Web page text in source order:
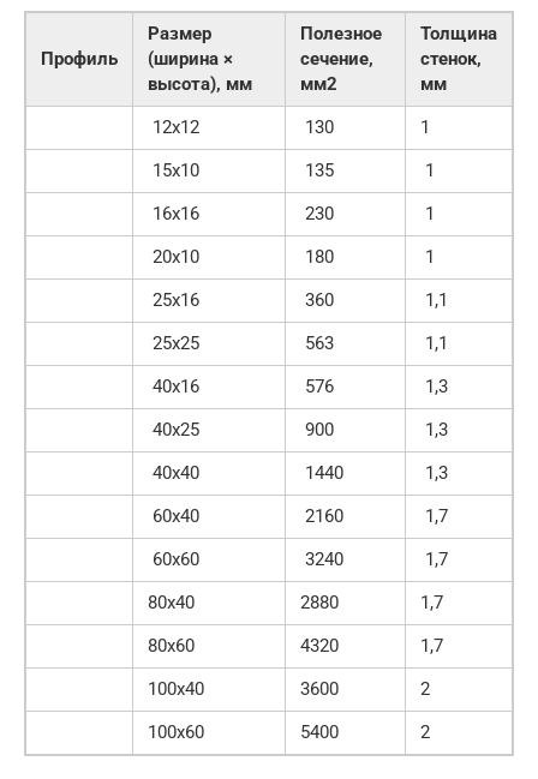
Профиль
Размер
(ширина ×
высота), мм
Полезное
сечение,
мм2
Толщина
стенок,
мм
12х12
130
1
15х10
135
1
16х16
230
1
20х10
180
1
25х16
360
1,1
25х25
563
1,1
40х16
576
1,3
40х25
900
1,3
40х40
1440
1,3
60х40
2160
1,7
60х60
3240
1,7
80х40
2880
1,7
80х60
4320
1,7
100х40
3600
2
100х60
5400 2